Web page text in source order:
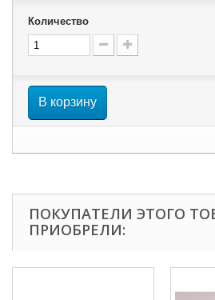
Количество
В корзину
ПОКУПАТЕЛИ ЭТОГО
ПРИОБРЕЛИ: